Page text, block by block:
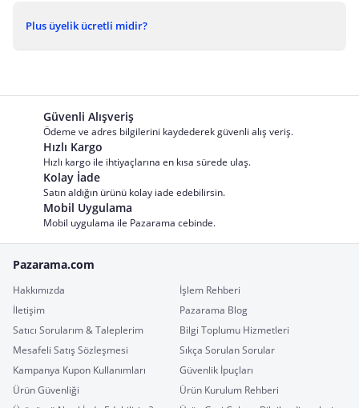
Plus üyelik ücretli midir?
Güvenli Alışveriş
Ödeme ve adres bilgilerini kaydederek güvenli alış veriş.
Hızlı Kargo
Hızlı kargo ile ihtiyaçlarına en kısa sürede ulaş.
Kolay İade
Satın aldığın ürünü kolay iade edebilirsin.
Mobil Uygulama
Mobil uygulama ile Pazarama cebinde.
Pazarama.com
Hakkımızda
İşlem Rehberi
İletişim
Pazarama Blog
Satıcı Sorularım & Taleplerim
Bilgi Toplumu Hizmetleri
Mesafeli Satış Sözleşmesi
Sıkça Sorulan Sorular
Kampanya Kupon Kullanımları
Güvenlik İpuçları
Ürün Güvenliği
Ürün Kurulum Rehberi